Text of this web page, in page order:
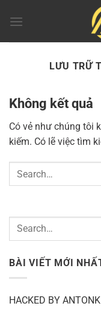
đến
LƯU TRỮ
Không kết quả
Có vẻ như chúng tôi
kiếm. Có lẽ việc tìm
BÀI VIẾT MỚI
HACKED BY